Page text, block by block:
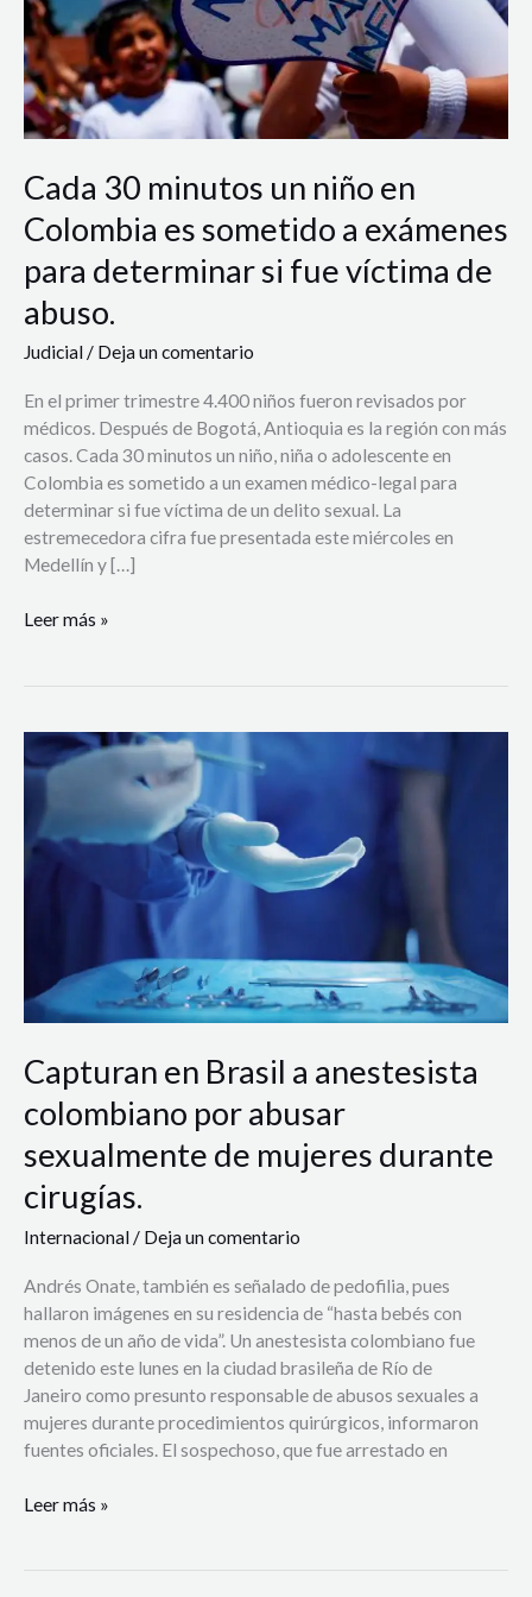
Cada 30 minutos un niño en
Colombia es sometido a exámenes
para determinar si fue víctima de
abuso.
Judicial / Deja un comentario
En el primer trimestre 4.400 niños fueron revisados por
médicos. Después de Bogotá, Antioquia es la región con más
casos. Cada 30 minutos un niño, niña o adolescente en
Colombia es sometido a un examen médico-legal para
determinar si fue víctima de un delito sexual. La
estremecedora cifra fue presentada este miércoles en
Medellín y […]
Colombia
es
sometido
a
exámenes
para
determinar
si
fue
de
abuso.
Leer más »
Capturan en Brasil a anestesista
colombiano por abusar
sexualmente de mujeres durante
cirugías.
Internacional / Deja un comentario
Andrés Onate, también es señalado de pedofilia, pues
hallaron imágenes en su residencia de “hasta bebés con
menos de un año de vida”. Un anestesista colombiano fue
detenido este lunes en la ciudad brasileña de Río de
Janeiro como presunto responsable de abusos sexuales a
mujeres durante procedimientos quirúrgicos, informaron
fuentes oficiales. El sospechoso, que fue arrestado en
Capturan
en
anestesista
colombiano
sexualmente
de
mujeres
cirugías.
Leer más »